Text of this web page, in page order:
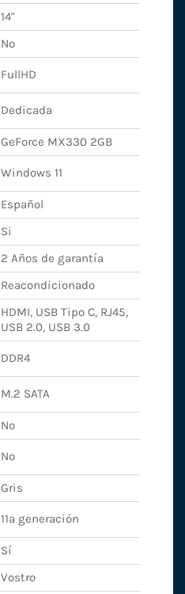
14"
No
FullHD
Dedicada
GeForce MX330 2GB
Windows 11
Español
Si
2 Años de garantía
Reacondicionado
HDMI, USB Tipo C, RJ45,
USB 2.0, USB 3.0
DDR4
M.2 SATA
No
No
Gris
11ª generación
Sí
Vostro